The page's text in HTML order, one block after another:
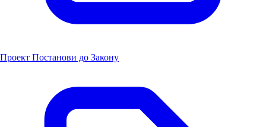
Проект Постанови до Закону